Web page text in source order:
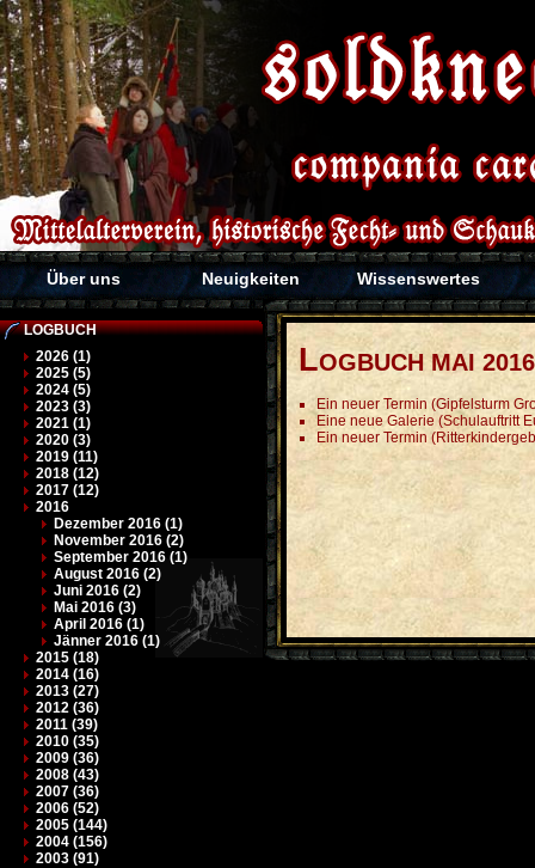
Über uns Neuigkeiten Wissenswertes
LOGBUCH
2026 (1)
2025 (5)
2024 (5)
2023 (3)
2021 (1)
2020 (3)
2019 (11)
2018 (12)
2017 (12)
2016
Dezember 2016 (1)
November 2016 (2)
September 2016 (1)
August 2016 (2)
Juni 2016 (2)
Mai 2016 (3)
April 2016 (1)
Jänner 2016 (1)
2015 (18)
2014 (16)
2013 (27)
2012 (36)
2011 (39)
2010 (35)
2009 (36)
2008 (43)
2007 (36)
2006 (52)
2005 (144)
2004 (156)
2003 (91)
LOGBUCH MAI 2016
Ein neuer Termin (Gipfelsturm
Eine neue Galerie (Schulauftritt
Ein neuer Termin